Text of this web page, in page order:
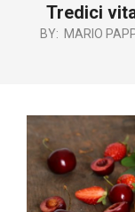
Tredici
BY: MARIO